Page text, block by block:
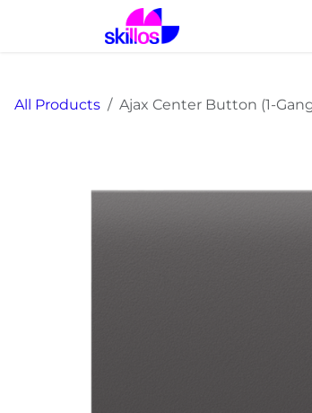
All Products Ajax Center Button (1-